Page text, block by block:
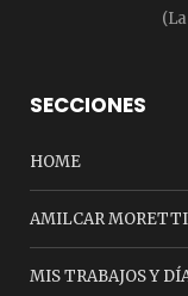
SECCIONES
HOME
AMILCAR MORETTI
MIS TRABAJOS Y